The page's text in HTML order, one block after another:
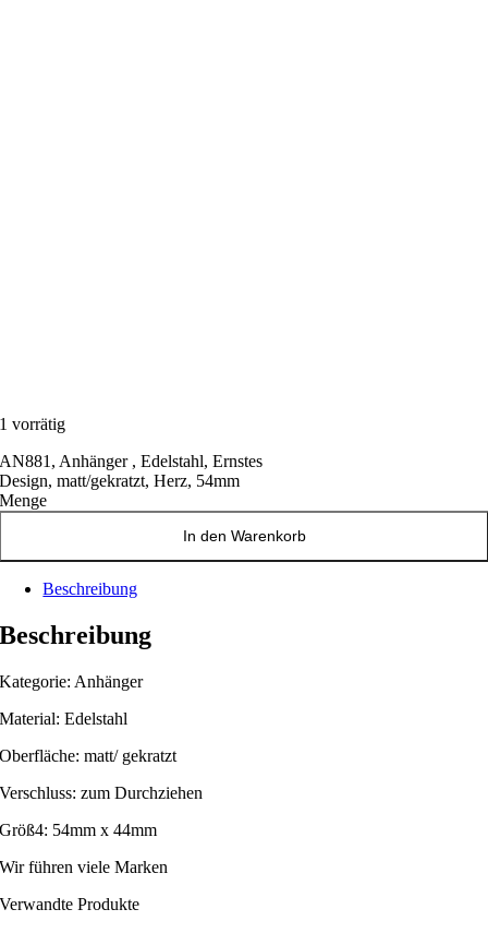
1 vorrätig
AN881, Anhänger , Edelstahl, Ernstes
Design, matt/gekratzt, Herz, 54mm
Menge
In den Warenkorb
Beschreibung
Beschreibung
Kategorie: Anhänger
Material: Edelstahl
Oberfläche: matt/ gekratzt
Verschluss: zum Durchziehen
Größ4: 54mm x 44mm
Wir führen viele Marken
Verwandte Produkte